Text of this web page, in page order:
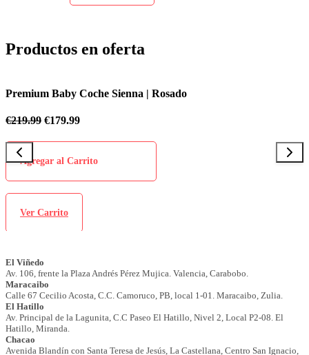
Productos en oferta
| Rosado Premium Baby Coche